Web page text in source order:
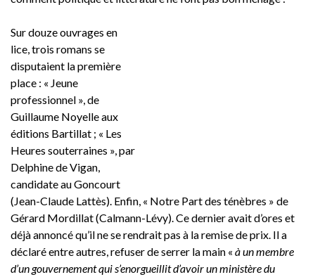
Sur douze ouvrages en
lice, trois romans se
disputaient la première
place : « Jeune
professionnel », de
Guillaume Noyelle aux
éditions Bartillat ; « Les
Heures souterraines », par
Delphine de Vigan,
candidate au Goncourt
(Jean-Claude Lattès). Enfin, « Notre Part des ténèbres » de
Gérard Mordillat (Calmann-Lévy). Ce dernier avait d’ores et
déjà annoncé qu’il ne se rendrait pas à la remise de prix. Il a
déclaré entre autres, refuser de serrer la main « à un membre
d’un gouvernement qui s’enorgueillit d’avoir un ministère du